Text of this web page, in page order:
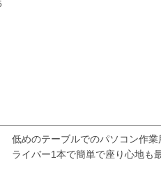
低めのテーブルでのパソコン作
ライバー1本で簡単で座り心地も